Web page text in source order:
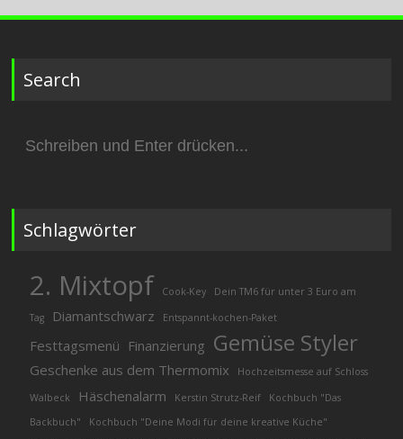
Search
nach:
Schlagwörter
2. Mixtopf Cook-Key Dein TM6 für unter 3 Euro am
Tag Diamantschwarz Entspannt-kochen-Paket
Festtagsmenü Finanzierung Gemüse Styler
Geschenke aus dem Thermomix Hochzeitsmesse auf Schloss
Walbeck Häschenalarm Kerstin Strutz-Reif
Kochbuch "Das
Backbuch"
Kochbuch "Deine Modi für deine kreative Küche"